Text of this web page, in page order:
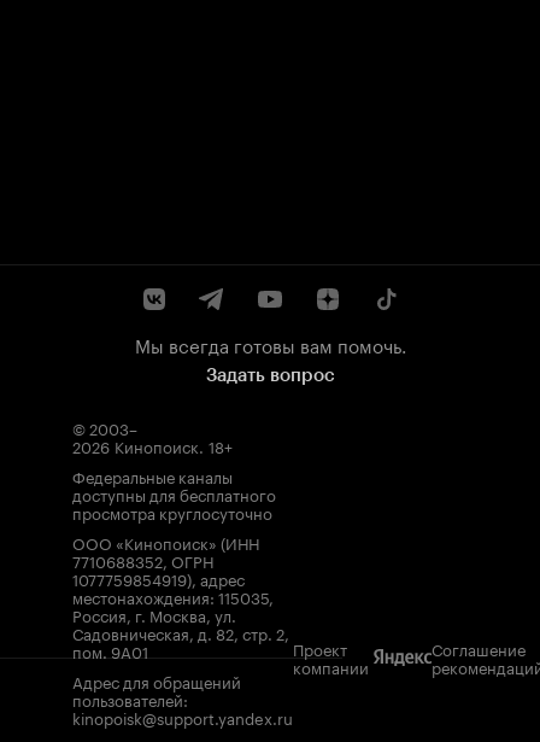
Мы всегда готовы вам помочь.
Задать вопрос
© 2003–
2026 Кинопоиск. 18+
Федеральные каналы
доступны для бесплатного
просмотра круглосуточно
ООО «Кинопоиск» (ИНН
7710688352, ОГРН
1077759854919), адрес
местонахождения: 115035,
Россия, г. Москва, ул.
Садовническая, д. 82, стр. 2,
пом. 9А01
Адрес для обращений
пользователей:
kinopoisk@support.yandex.ru
Проект
компании
Соглашение